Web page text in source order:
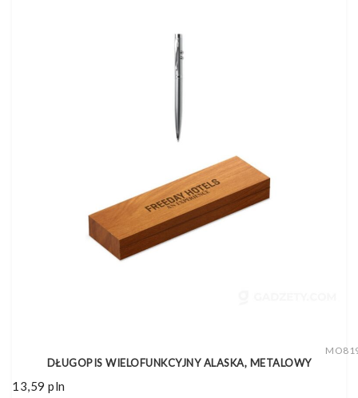
DŁUGOPIS WIELOFUNKCYJNY ALASKA, METALOWY
13,59 pln